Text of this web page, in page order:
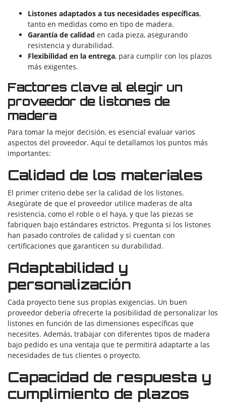
Listones adaptados a tus necesidades específicas,
tanto en medidas como en tipo de madera.
Garantía de calidad en cada pieza, asegurando
resistencia y durabilidad.
Flexibilidad en la entrega, para cumplir con los plazos
más exigentes.
Factores clave al elegir un
proveedor de listones de
madera
Para tomar la mejor decisión, es esencial evaluar varios
aspectos del proveedor. Aquí te detallamos los puntos más
importantes:
Calidad de los materiales
El primer criterio debe ser la calidad de los listones.
Asegúrate de que el proveedor utilice maderas de alta
resistencia, como el roble o el haya, y que las piezas se
fabriquen bajo estándares estrictos. Pregunta si los listones
han pasado controles de calidad y si cuentan con
certificaciones que garanticen su durabilidad.
Adaptabilidad y
personalización
Cada proyecto tiene sus propias exigencias. Un buen
proveedor debería ofrecerte la posibilidad de personalizar los
listones en función de las dimensiones específicas que
necesites. Además, trabajar con diferentes tipos de madera
bajo pedido es una ventaja que te permitirá adaptarte a las
necesidades de tus clientes o proyecto.
Capacidad de respuesta y
cumplimiento de plazos